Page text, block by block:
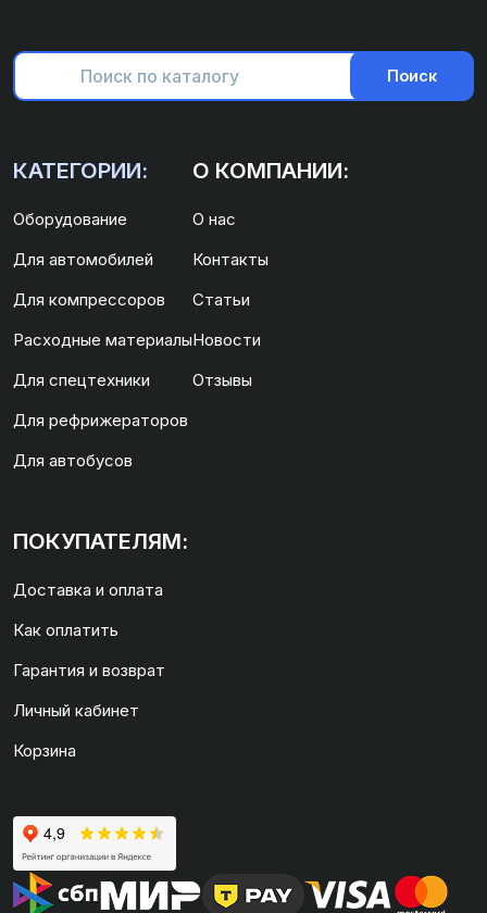
Поиск
КАТЕГОРИИ:
Оборудование
Для автомобилей
Для компрессоров
Расходные материалы
Для спецтехники
Для рефрижераторов
Для автобусов
О КОМПАНИИ:
О нас
Контакты
Статьи
Новости
Отзывы
ПОКУПАТЕЛЯМ:
Доставка и оплата
Как оплатить
Гарантия и возврат
Личный кабинет
Корзина